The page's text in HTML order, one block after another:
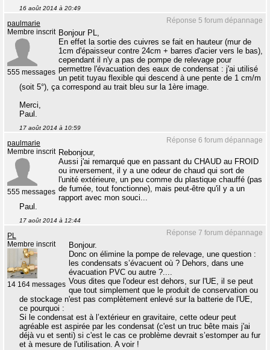
16 août 2014 à 20:49
Réponse 5 forum dépannage
paulmarie
Membre inscrit
555 messages
Bonjour PL,
En effet la sortie des cuivres se fait en hauteur (mur de
1cm d'épaisseur contre 24cm + barres d'acier vers le bas),
cependant il n'y a pas de pompe de relevage pour
permettre l'évacuation des eaux de condensat : j'ai utilisé
un petit tuyau flexible qui descend à une pente de 1 cm/m
(soit 5°), ça correspond au trait bleu sur la 1ère image.
Merci,
Paul.
17 août 2014 à 10:59
Réponse 6 forum dépannage
paulmarie
Membre inscrit
555 messages
Rebonjour,
Aussi j'ai remarqué que en passant du CHAUD au FROID
ou inversement, il y a une odeur de chaud qui sort de
l'unité extérieure, un peu comme du plastique chauffé (pas
de fumée, tout fonctionne), mais peut-être qu'il y a un
rapport avec mon souci...
Paul.
17 août 2014 à 12:44
Réponse 7 forum dépannage
PL
Membre inscrit
14 164 messages
Bonjour.
Donc on élimine la pompe de relevage, une question :
les condensats s’évacuent où ? Dehors, dans une
évacuation PVC ou autre ?....
Vous dites que l'odeur est dehors, sur l'UE, il se peut
que tout simplement que le produit de conservation ou
de stockage n'est pas complètement enlevé sur la batterie de l'UE,
ce pourquoi :
Si le condensat est à l’extérieur en gravitaire, cette odeur peut
agréable est aspirée par les condensat (c'est un truc bête mais j'ai
déjà vu et senti) si c'est le cas ce problème devrait s’estomper au fur
et à mesure de l'utilisation. A voir !